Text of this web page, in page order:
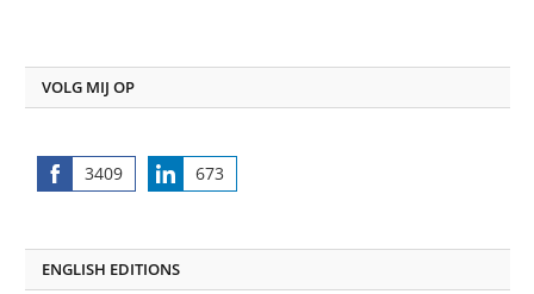
VOLG MIJ OP
3409
Share
673
Share
ENGLISH EDITIONS